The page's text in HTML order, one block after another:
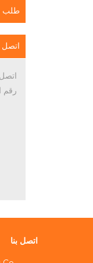
طلب
اتصل
رقم
اتصل بنا